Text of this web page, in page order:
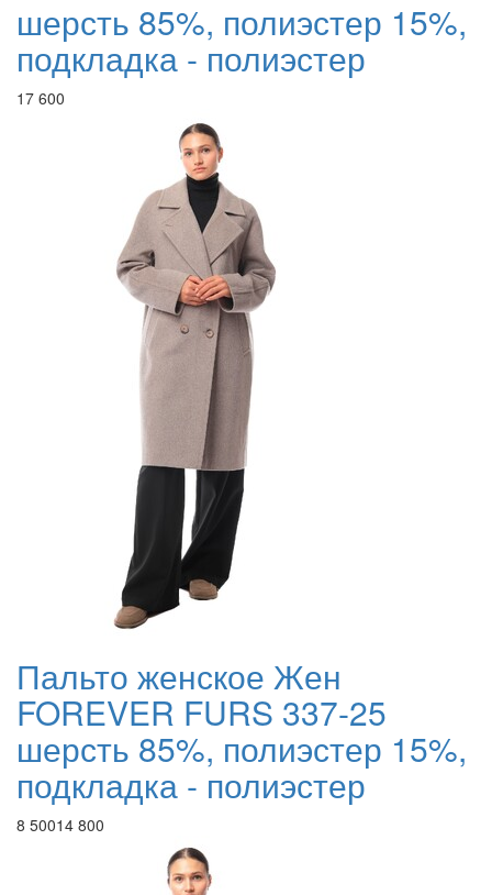
шерсть 85%, полиэстер 15%,
подкладка - полиэстер
17 600
Пальто женское Жен
FOREVER FURS 337-25
шерсть 85%, полиэстер 15%,
подкладка - полиэстер
8 50014 800